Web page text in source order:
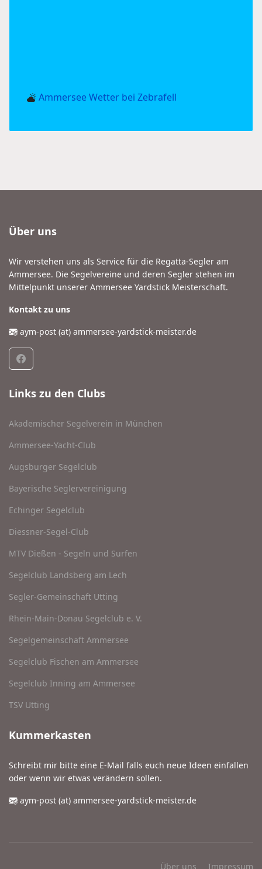
Ammersee Wetter bei Zebrafell
Über uns
Wir verstehen uns als Service für die Regatta-Segler am
Ammersee. Die Segelvereine und deren Segler stehen im
Mittelpunkt unserer Ammersee Yardstick Meisterschaft.
Kontakt zu uns
aym-post (at) ammersee-yardstick-meister.de
Links zu den Clubs
Akademischer Segelverein in München
Ammersee-Yacht-Club
Augsburger Segelclub
Bayerische Seglervereinigung
Echinger Segelclub
Diessner-Segel-Club
MTV Dießen - Segeln und Surfen
Segelclub Landsberg am Lech
Segler-Gemeinschaft Utting
Rhein-Main-Donau Segelclub e. V.
Segelgemeinschaft Ammersee
Segelclub Fischen am Ammersee
Segelclub Inning am Ammersee
TSV Utting
Kummerkasten
Schreibt mir bitte eine E-Mail falls euch neue Ideen einfallen
oder wenn wir etwas verändern sollen.
aym-post (at) ammersee-yardstick-meister.de
Über uns Impressum